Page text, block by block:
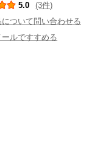
5.0
(3件)
について問い合わせる
ルですすめる